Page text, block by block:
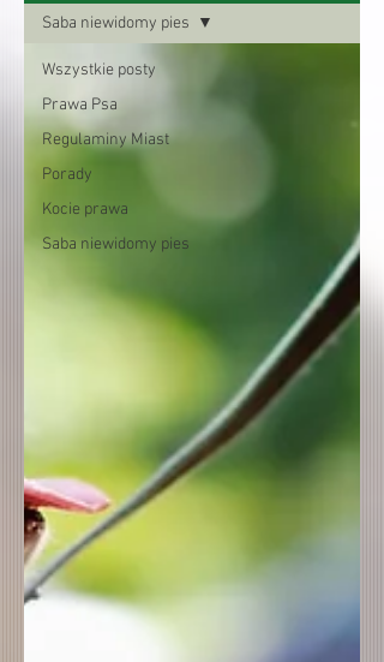
Wszystkie posty
Prawa Psa
Regulaminy Miast
Porady
Kocie prawa
Saba niewidomy pies
Saba niewidomy pies